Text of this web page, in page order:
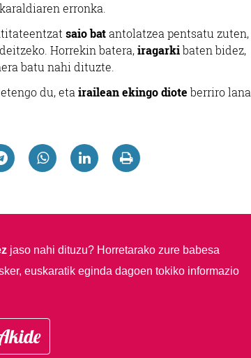
erronka.
saio batantolatzea pentsatu zuten,
Horrekin batera,iragarkibaten bidez,
batu nahi dituzte.
du, etairailean ekingo diote berriro
jaso nahi dituzu? Horretarako zure babesa
euskaratik eginda dagoen tokiko informazio